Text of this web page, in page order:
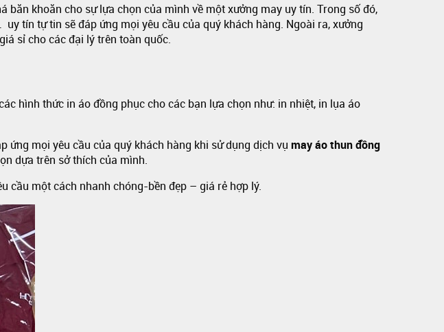
khoăn cho sự lựa chọn của mình về một xưởng may uy tín. Trong số đó,
uy tín tự tin sẽ đáp ứng mọi yêu cầu của quý khách hàng. Ngoài ra, xưởng
sỉ cho các đại lý trên toàn quốc.
hình thức in áo đồng phục cho các bạn lựa chọn như: in nhiệt, in lụa áo
ứng mọi yêu cầu của quý khách hàng khi sử dụng dịch vụ may áo thun đồng
dựa trên sở thích của mình.
cầu một cách nhanh chóng-bền đẹp – giá rẻ hợp lý.